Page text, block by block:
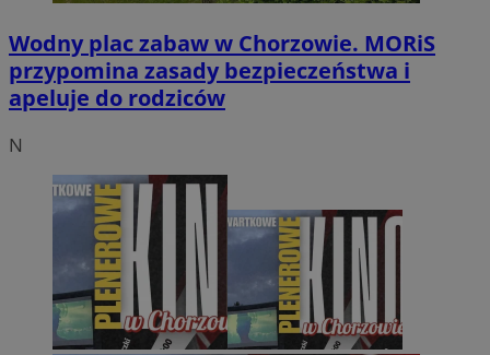
Wodny plac zabaw w Chorzowie. MORiS
przypomina zasady bezpieczeństwa i
apeluje do rodziców
N